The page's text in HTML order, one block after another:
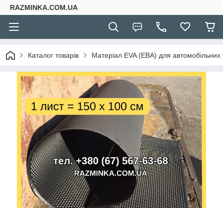
RAZMINKA.COM.UA
Каталог товарів Матеріал EVA (ЕВА) для автомобільних